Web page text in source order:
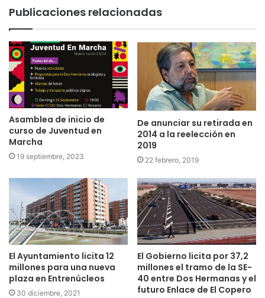
Publicaciones relacionadas
Asamblea de inicio de
curso de Juventud en
Marcha
19 septiembre, 2023
De anunciar su retirada en
2014 a la reelección en
2019
22 febrero, 2019
El Ayuntamiento licita 12
millones para una nueva
plaza en Entrenúcleos
30 diciembre, 2021
El Gobierno licita por 37,2
millones el tramo de la SE-
40 entre Dos Hermanas y el
futuro Enlace de El Copero